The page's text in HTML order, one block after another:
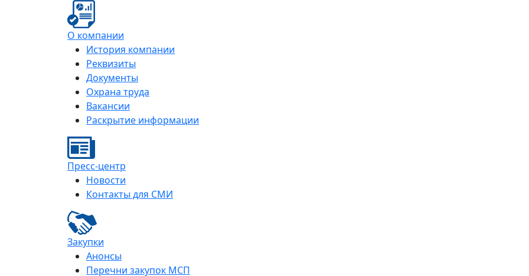
О компании
История компании
Реквизиты
Документы
Охрана труда
Вакансии
Раскрытие информации
Пресс-центр
Новости
Контакты для СМИ
Закупки
Анонсы
Перечни закупок МСП